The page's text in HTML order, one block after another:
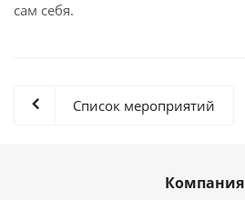
сам себя.
Список мероприятий
Компания